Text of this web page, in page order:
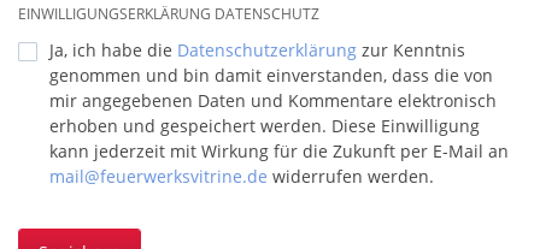
EINWILLIGUNGSERKLÄRUNG DATENSCHUTZ
Ja, ich habe die Datenschutzerklärung zur Kenntnis
genommen und bin damit einverstanden, dass die von
mir angegebenen Daten und Kommentare elektronisch
erhoben und gespeichert werden. Diese Einwilligung
kann jederzeit mit Wirkung für die Zukunft per E-Mail an
mail@feuerwerksvitrine.de widerrufen werden.